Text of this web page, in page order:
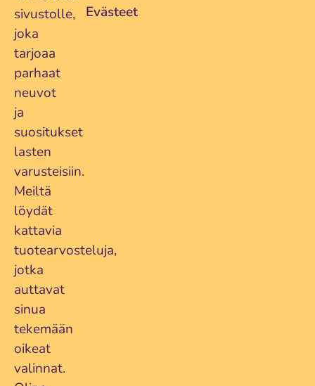
sivustolle,
joka
tarjoaa
parhaat
neuvot
ja
suositukset
lasten
varusteisiin.
Meiltä
löydät
kattavia
tuotearvosteluja,
jotka
auttavat
sinua
tekemään
oikeat
valinnat.
Evästeet